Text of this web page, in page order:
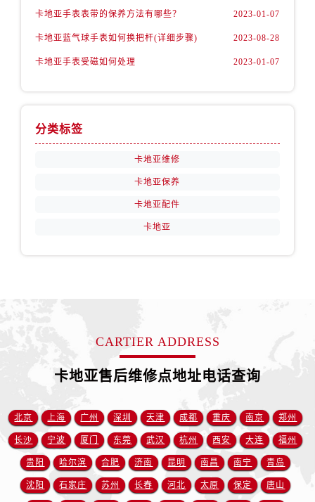
卡地亚手表表带的保养方法有哪些？ 2023-01-07
卡地亚蓝气球手表如何换把杆(详细步骤) 2023-08-28
卡地亚手表受磁如何处理 2023-01-07
分类标签
卡地亚维修
卡地亚保养
卡地亚配件
卡地亚
CARTIER ADDRESS
卡地亚售后维修点地址电话查询
北京 上海 广州 深圳 天津 成都 重庆 南京 郑州
长沙 宁波 厦门 东莞 武汉 杭州 西安 大连 福州
贵阳 哈尔滨 合肥 济南 昆明 南昌 南宁 青岛
沈阳 石家庄 苏州 长春 河北 太原 保定 唐山